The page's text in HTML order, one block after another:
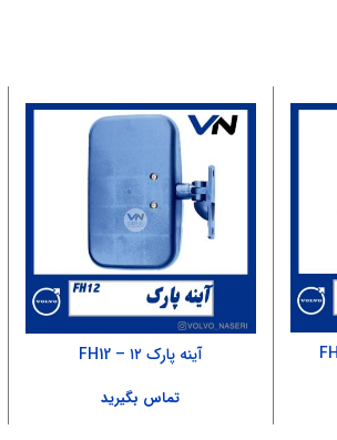
آینه پارک ۱۲ – FH12
تماس بگیرید